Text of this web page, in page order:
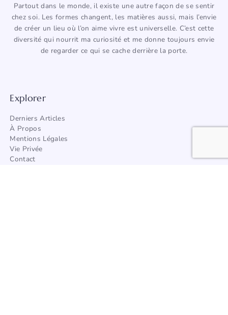
Partout dans le monde, il existe une autre façon de se sentir
chez soi. Les formes changent, les matières aussi, mais l’envie
de créer un lieu où l’on aime vivre est universelle. C’est cette
diversité qui nourrit ma curiosité et me donne toujours envie
de regarder ce qui se cache derrière la porte.
Explorer
Derniers Articles
À Propos
Mentions Légales
Vie Privée
Contact